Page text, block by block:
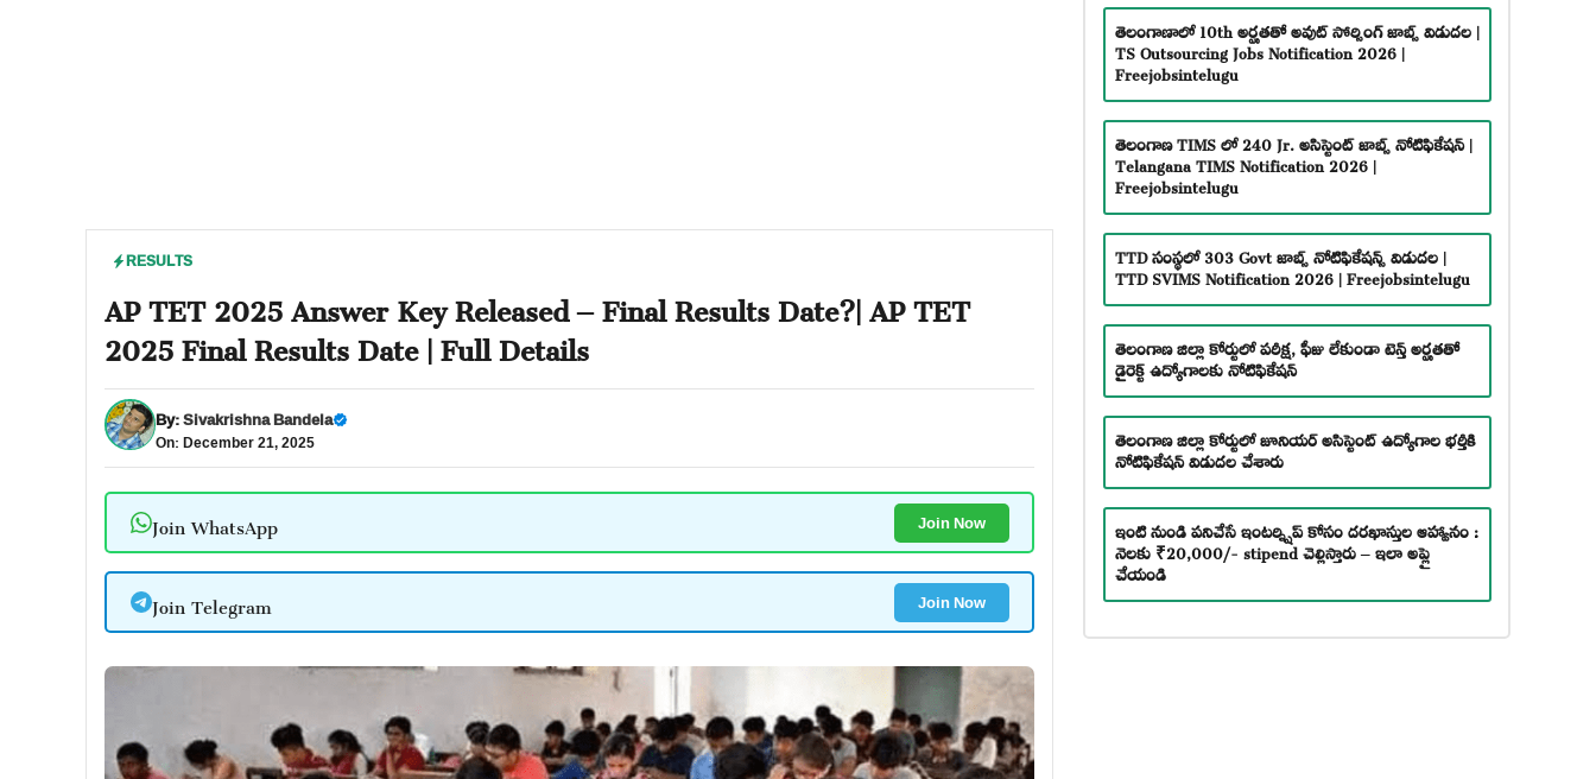
RESULTS
AP TET 2025 Answer Key Released – Final Results Date?| AP TET
2025 Final Results Date | Full Details
By:Sivakrishna Bandela
On: December 21, 2025
Join WhatsApp Join Now
Join Telegram Join Now
తెలంగాణాలో 10th అర్హతతో అవుట్ సోర్సింగ్ జాబ్స్ విడుదల |
TS Outsourcing Jobs Notification 2026 |
Freejobsintelugu
తెలంగాణ TIMS లో 240 Jr. అసిస్టెంట్ జాబ్స్ నోటిఫికేషన్ |
Telangana TIMS Notification 2026 |
Freejobsintelugu
TTD సంస్థలో 303 Govt జాబ్స్ నోటిఫికేషన్స్ విడుదల |
TTD SVIMS Notification 2026 | Freejobsintelugu
తెలంగాణ జిల్లా కోర్టులో పరీక్ష, ఫీజు లేకుండా టెన్త్ అర్హతతో
డైరెక్ట్ ఉద్యోగాలకు నోటిఫికేషన్
తెలంగాణ జిల్లా కోర్టులో జూనియర్ అసిస్టెంట్ ఉద్యోగాల భర్తీకి
నోటిఫికేషన్ విడుదల చేశారు
ఇంటి నుండి పనిచేసే ఇంటర్న్షిప్ కోసం దరఖాస్తుల ఆహ్వానం :
నెలకు ₹20,000/- stipend చెల్లిస్తారు – ఇలా అప్లై
చేయండి